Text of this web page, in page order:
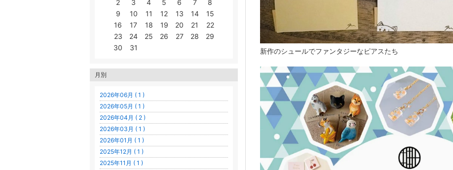
新作のシュールでファンタジーなピアスたち
2
3 4 5 6 7
8
9
10 11 12 13 14
15
16
17 18 19 20 21
22
23
24 25 26 27 28
29
30
31
月別
2026年06月 ( 1 )
2026年05月 ( 1 )
2026年04月 ( 2 )
2026年03月 ( 1 )
2026年01月 ( 1 )
2025年12月 ( 1 )
2025年11月 ( 1 )